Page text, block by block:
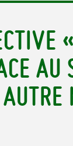
AU